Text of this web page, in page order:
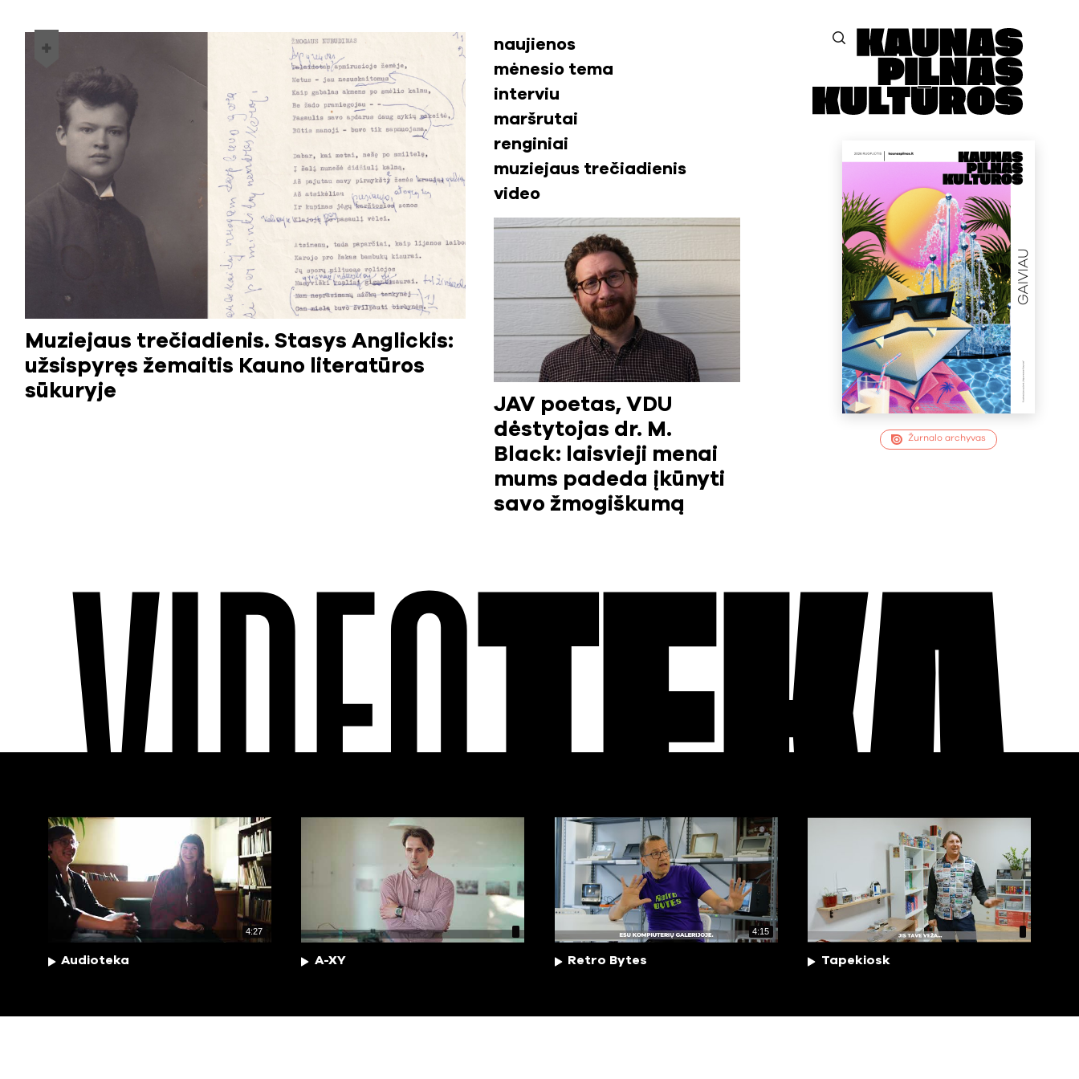
Žurnalo archyvas
Muziejaus trečiadienis. Stasys Anglickis:
užsispyręs žemaitis Kauno literatūros
sūkuryje
naujienos
mėnesio tema
interviu
maršrutai
renginiai
muziejaus trečiadienis
video
JAV poetas, VDU
dėstytojas dr. M.
Black: laisvieji menai
mums padeda įkūnyti
savo žmogiškumą
VIDEOTEKA
4:27
Audioteka A-XY
4:15
Retro Bytes Tapekiosk